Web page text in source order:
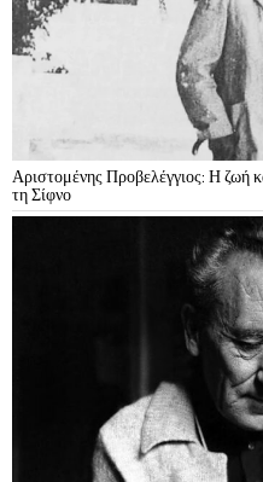
Αριστομένης Προβελέγγιος: Η ζωή
τη Σίφνο